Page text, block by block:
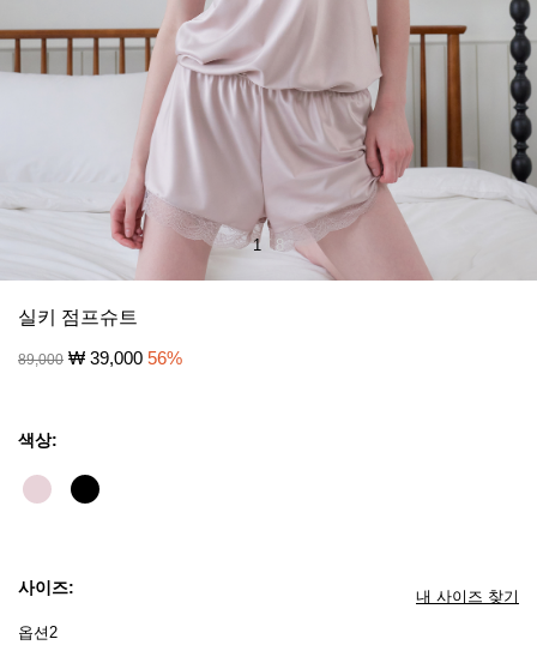
1 /8
실키 점프슈트
89,000 ₩ 39,000 56%
색상:
사이즈: 내 사이즈 찾기
옵션2